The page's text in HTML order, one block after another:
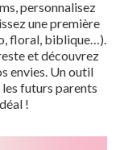
personnalisez
une première
floral, biblique…).
et découvrez
envies. Un outil
futurs parents
!